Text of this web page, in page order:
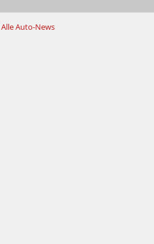
Alle Auto-News